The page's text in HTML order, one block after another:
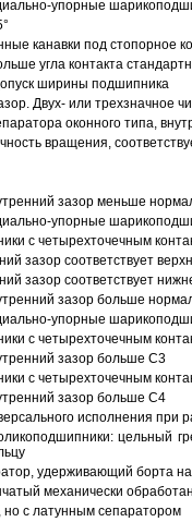
упорные
канавки под стопорное
угла контакта
ширины подшипника
Двух- или трехзначное
оконного типа,
вращения,
зазор меньше
упорные
с четырехточечным
зазор соответствует
зазор соответствует
зазор больше
упорные
с четырехточечным
зазор больше C3
с четырехточечным
зазор больше C4
исполнения при
цельный
удерживающий борта
механически
но с латунным сепаратором